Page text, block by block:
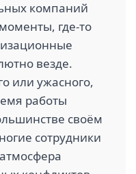
компаний
где-то
везде.
или ужасного,
работы
своём
сотрудники